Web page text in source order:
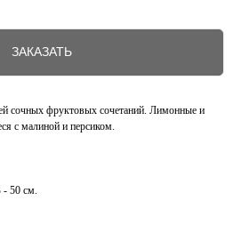
ЗАКАЗАТЬ
сочных фруктовых сочетаний. Лимонные и
с малиной и персиком.
50 см.